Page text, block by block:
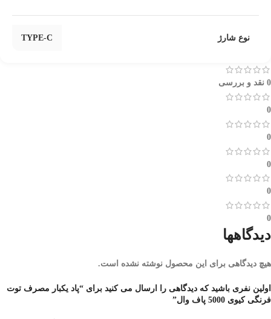
نوع شارژ TYPE-C
0 نقد و بررسی
0
0
0
0
0
دیدگاهها
هیچ دیدگاهی برای این محصول نوشته نشده است.
اولین نفری باشید که دیدگاهی را ارسال می کنید برای “پاد یکبار مصرف توت
فرنگی کیوی 5000 پاف وال”